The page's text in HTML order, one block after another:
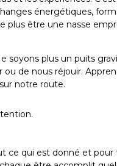
énergétiques,
plus être une nasse
soyons plus un puits
de nous réjouir.
notre route.
qui est donné et pour